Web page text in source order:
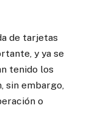
de tarjetas
y ya se
tenido los
sin embargo,
o